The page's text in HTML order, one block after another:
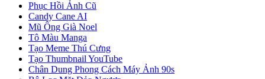
Phục Hồi Ảnh Cũ
Candy Cane AI
Mũ Ông Già Noel
Tô Màu Manga
Tạo Meme Thú Cưng
Tạo Thumbnail YouTube
Chân Dung Phong Cách Máy Ảnh 90s